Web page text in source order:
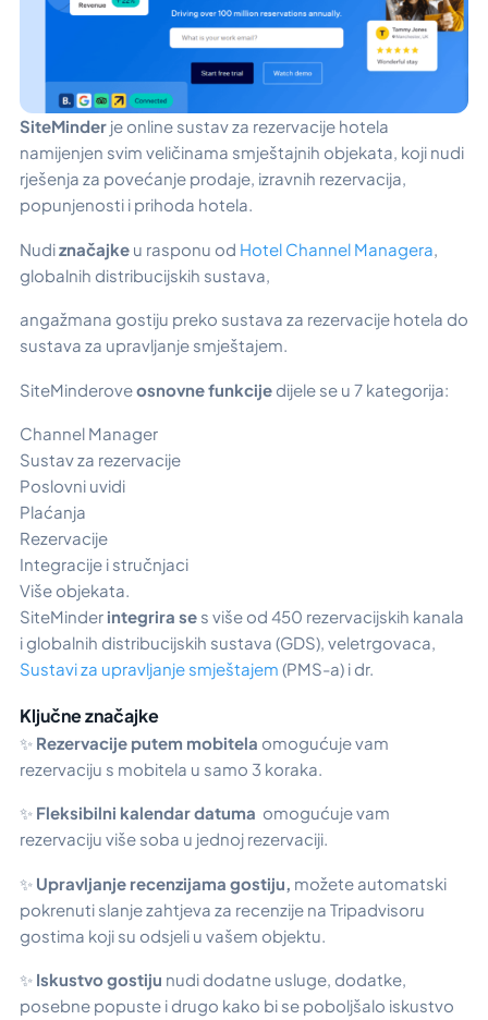
SiteMinder je online sustav za rezervacije hotela
namijenjen svim veličinama smještajnih objekata, koji nudi
rješenja za povećanje prodaje, izravnih rezervacija,
popunjenosti i prihoda hotela.
Nudiznačajke u rasponu od Hotel Channel Managera,
globalnih distribucijskih sustava,
angažmana gostiju preko sustava za rezervacije hotela do
sustava za upravljanje smještajem.
SiteMinderoveosnovne funkcije dijele se u 7 kategorija:
Channel Manager
Sustav za rezervacije
Poslovni uvidi
Plaćanja
Rezervacije
Integracije i stručnjaci
Više objekata.
SiteMinder integrira se s više od 450 rezervacijskih kanala
i globalnih distribucijskih sustava (GDS), veletrgovaca,
Sustavi za upravljanje smještajem (PMS-a) i dr.
Ključne značajke
✨ Rezervacije putem mobitela omogućuje vam
rezervaciju s mobitela u samo 3 koraka.
✨ Fleksibilni kalendar datuma omogućuje vam
rezervaciju više soba u jednoj rezervaciji.
✨ Upravljanje recenzijama gostiju, možete automatski
pokrenuti slanje zahtjeva za recenzije na Tripadvisoru
gostima koji su odsjeli u vašem objektu.
✨ Iskustvo gostiju nudi dodatne usluge, dodatke,
posebne popuste i drugo kako bi se poboljšalo iskustvo